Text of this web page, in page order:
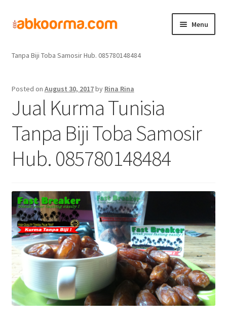
Menu
Home
Cara Order
Hubungi Kami
Tanpa Biji Toba Samosir Hub. 085780148484
Posted on August 30, 2017by Rina Rina
Jual Kurma Tunisia
Tanpa Biji Toba Samosir
Hub. 085780148484